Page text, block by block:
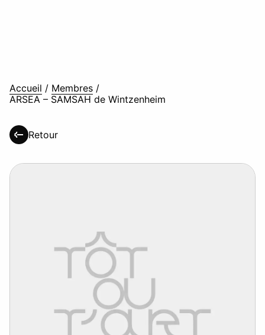
Accueil / Membres /
ARSEA – SAMSAH de Wintzenheim
Retour